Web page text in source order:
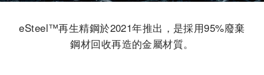
eSteel™再生精鋼於2021年推出，是採用95%廢棄
鋼材回收再造的金屬材質。